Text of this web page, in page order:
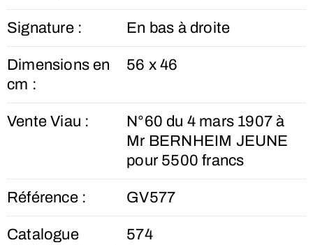
Signature : En bas à droite
Dimensions en
cm :
56 x 46
Vente Viau :
N°60 du 4 mars 1907 à
Mr BERNHEIM JEUNE
pour 5500 francs
Référence : GV577
Catalogue
574